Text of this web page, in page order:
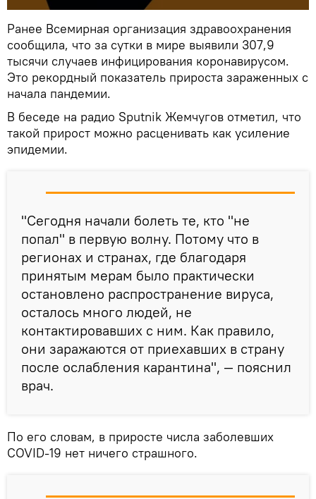
Ранее Всемирная организация здравоохранения
сообщила, что за сутки в мире выявили 307,9
тысячи случаев инфицирования коронавирусом.
Это рекордный показатель прироста зараженных с
начала пандемии.
В беседе на радио Sputnik Жемчугов отметил, что
такой прирост можно расценивать как усиление
эпидемии.
"Сегодня начали болеть те, кто "не
попал" в первую волну. Потому что в
регионах и странах, где благодаря
принятым мерам было практически
остановлено распространение вируса,
осталось много людей, не
контактировавших с ним. Как правило,
они заражаются от приехавших в страну
после ослабления карантина", — пояснил
врач.
По его словам, в приросте числа заболевших
COVID-19 нет ничего страшного.